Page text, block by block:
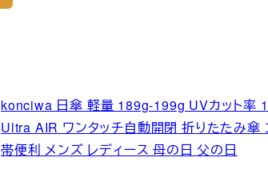
konciwa 日傘 軽量 189g-199g UVカット率
Ultra AIR ワンタッチ自動開閉 折りたたみ
帯便利 メンズ レディース 母の日 父の日